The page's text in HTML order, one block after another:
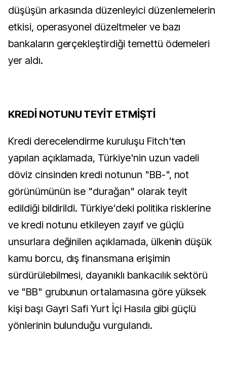
düşüşün arkasında düzenleyici düzenlemelerin
etkisi, operasyonel düzeltmeler ve bazı
bankaların gerçekleştirdiği temettü ödemeleri
yer aldı.
KREDİ NOTUNU TEYİT ETMİŞTİ
Kredi derecelendirme kuruluşu Fitch'ten
yapılan açıklamada, Türkiye'nin uzun vadeli
döviz cinsinden kredi notunun "BB-", not
görünümünün ise "durağan" olarak teyit
edildiği bildirildi. Türkiye'deki politika risklerine
ve kredi notunu etkileyen zayıf ve güçlü
unsurlara değinilen açıklamada, ülkenin düşük
kamu borcu, dış finansmana erişimin
sürdürülebilmesi, dayanıklı bankacılık sektörü
ve "BB" grubunun ortalamasına göre yüksek
kişi başı Gayri Safi Yurt İçi Hasıla gibi güçlü
yönlerinin bulunduğu vurgulandı.